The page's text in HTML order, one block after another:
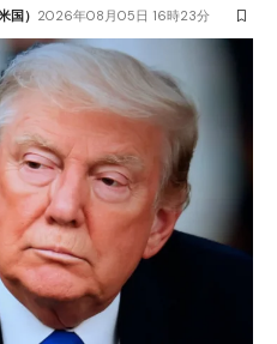
国） 2026年08月05日 16時23分